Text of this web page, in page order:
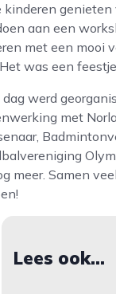
kinderen
aan een
met een mooi
was een
dag werd
met
meer. Samen
Lees ook...